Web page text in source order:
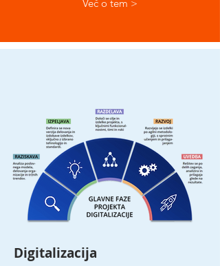
Več o tem >
Digitalizacija